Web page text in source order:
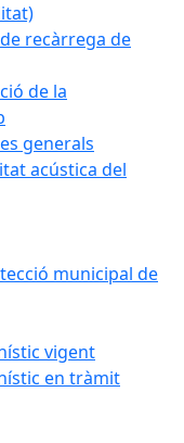
recàrrega de
de la
generals
acústica del
municipal de
vigent
en tràmit